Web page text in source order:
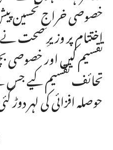
خصوصی خراجِ تحسین
اختتام پر وزیرِ صحت
تقسیم کیں اور خصوصی
تحائف تقسیم کیے جس
حوصلہ افزائی کی لہر دوڑ